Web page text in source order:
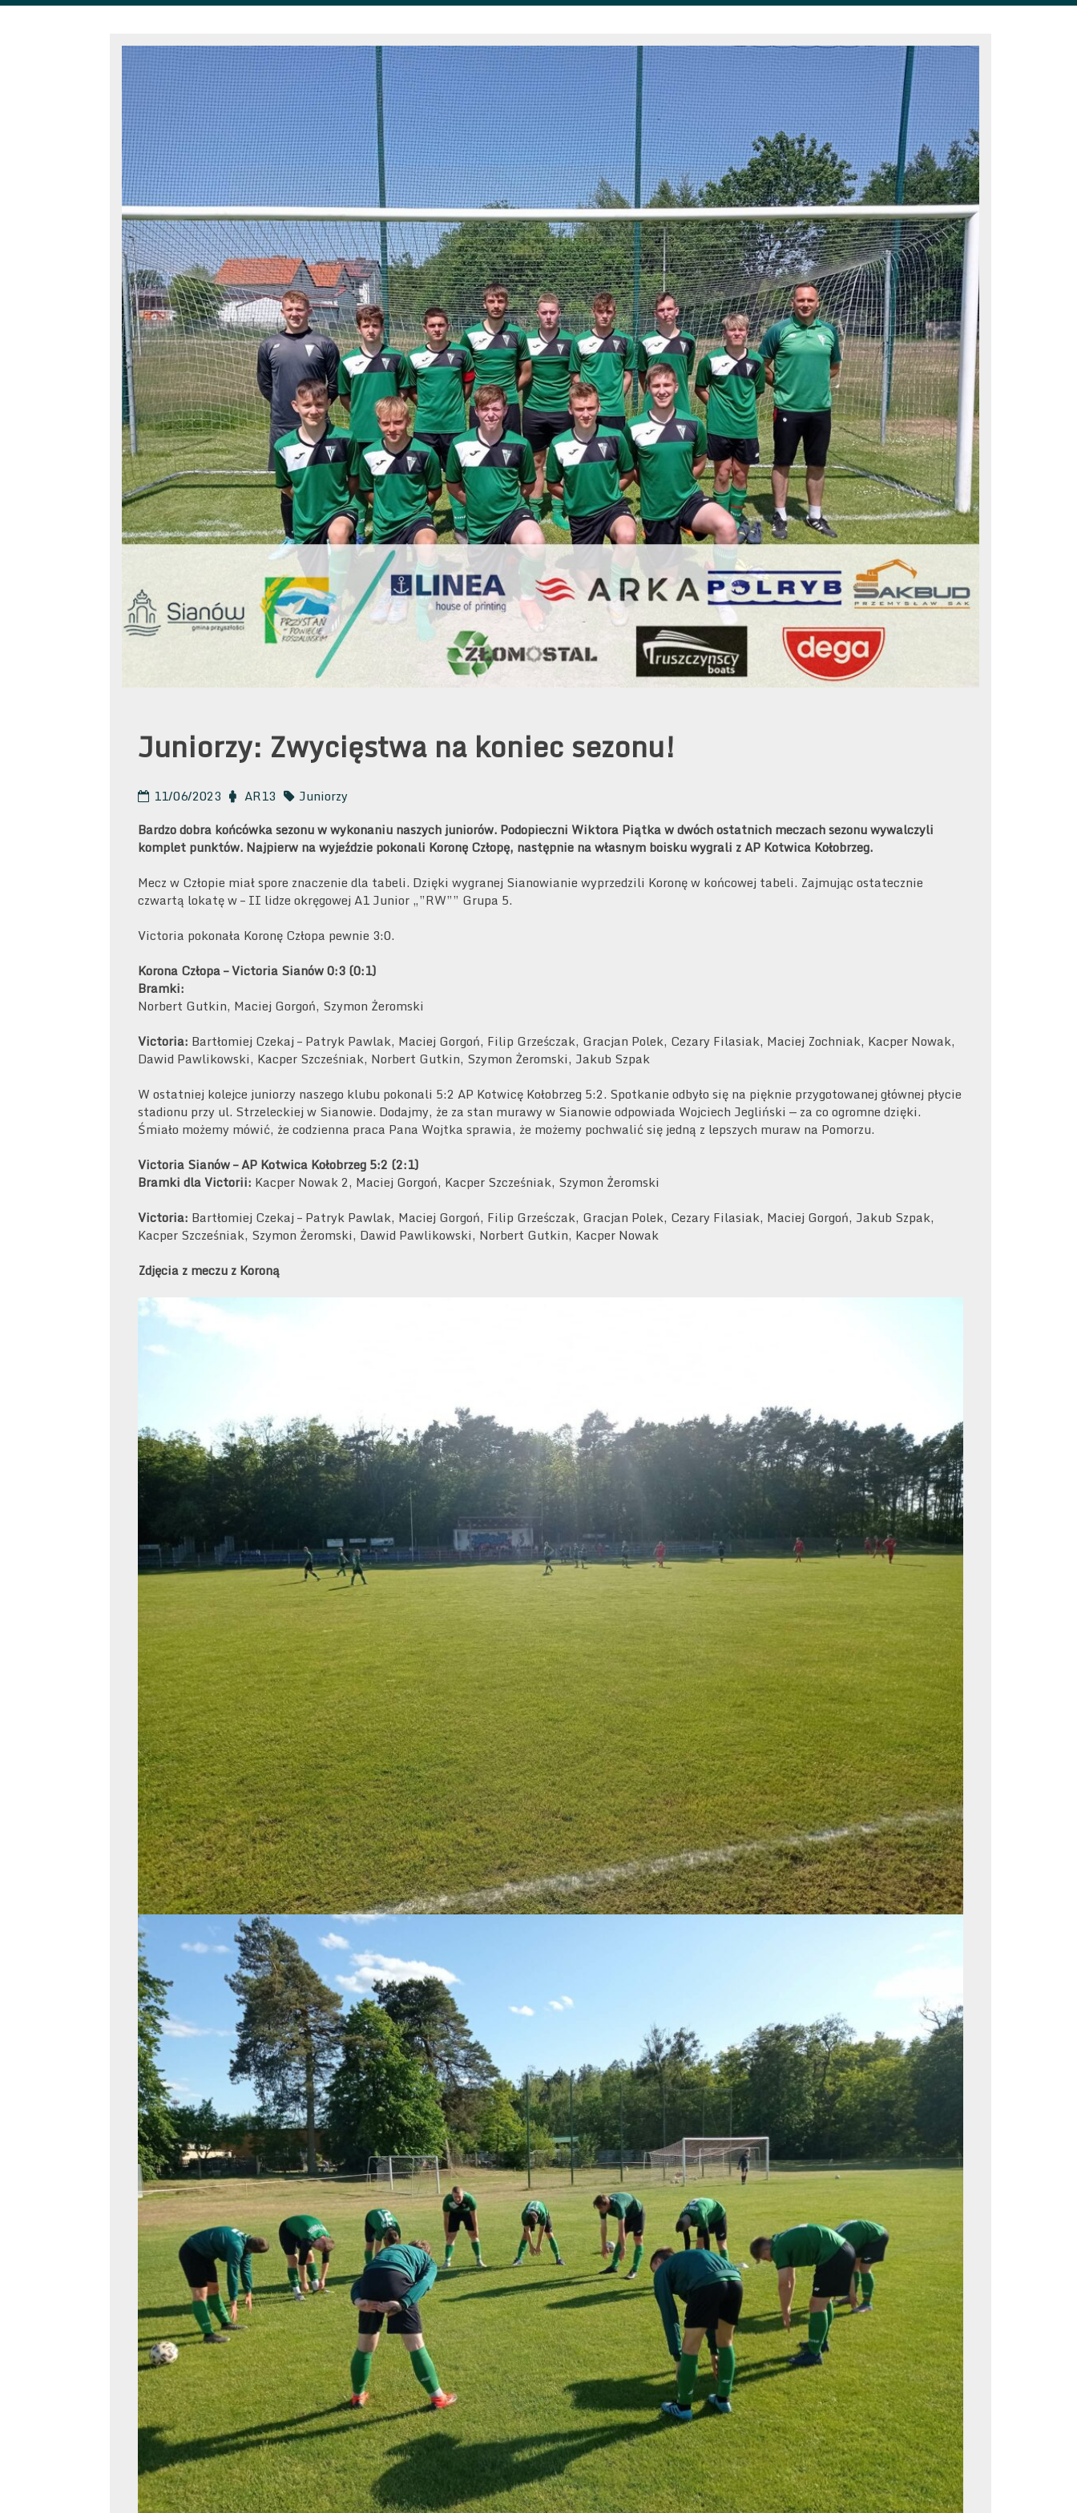
Juniorzy: Zwycięstwa na koniec sezonu!
11/06/2023 AR13
Juniorzy
Bardzo dobra końcówka sezonu w wykonaniu naszych juniorów. Podopieczni Wiktora Piątka w dwóch ostatnich meczach sezonu wywalczyli
komplet punktów. Najpierw na wyjeździe pokonali Koronę Człopę, następnie na własnym boisku wygrali z AP Kotwica Kołobrzeg.
Mecz w Człopie miał spore znaczenie dla tabeli. Dzięki wygranej Sianowianie wyprzedzili Koronę w końcowej tabeli. Zajmując ostatecznie
czwartą lokatę w – II lidze okręgowej A1 Junior „”RW”” Grupa 5.
Victoria pokonała Koronę Człopa pewnie 3:0.
Korona Człopa – Victoria Sianów 0:3 (0:1)
Bramki:
Norbert Gutkin, Maciej Gorgoń, Szymon Żeromski
Victoria: Bartłomiej Czekaj – Patryk Pawlak, Maciej Gorgoń, Filip Grześczak, Gracjan Polek, Cezary Filasiak, Maciej Zochniak, Kacper Nowak,
Dawid Pawlikowski, Kacper Szcześniak, Norbert Gutkin, Szymon Żeromski, Jakub Szpak
W ostatniej kolejce juniorzy naszego klubu pokonali 5:2 AP Kotwicę Kołobrzeg 5:2. Spotkanie odbyło się na pięknie przygotowanej głównej płycie
stadionu przy ul. Strzeleckiej w Sianowie. Dodajmy, że za stan murawy w Sianowie odpowiada Wojciech Jegliński — za co ogromne dzięki.
Śmiało możemy mówić, że codzienna praca Pana Wojtka sprawia, że możemy pochwalić się jedną z lepszych muraw na Pomorzu.
Victoria Sianów – AP Kotwica Kołobrzeg 5:2 (2:1)
Bramki dla Victorii: Kacper Nowak 2, Maciej Gorgoń, Kacper Szcześniak, Szymon Żeromski
Victoria: Bartłomiej Czekaj – Patryk Pawlak, Maciej Gorgoń, Filip Grześczak, Gracjan Polek, Cezary Filasiak, Maciej Gorgoń, Jakub Szpak,
Kacper Szcześniak, Szymon Żeromski, Dawid Pawlikowski, Norbert Gutkin, Kacper Nowak
Zdjęcia z meczu z Koroną